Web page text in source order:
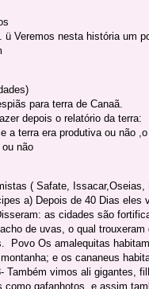
Veremos nesta história um
para terra de Canaã.
depois o relatório da terra:
a terra era produtiva ou não
não
( Safate, Issacar,Oseias,
a) Depois de 40 Dias eles
as cidades são
de uvas, o qual
Povo Os amalequitas
e os cananeus
Também vimos ali gigantes,
gafanhotos, e assim